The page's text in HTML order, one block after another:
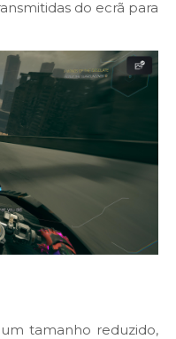
do ecrã para
tamanho reduzido,